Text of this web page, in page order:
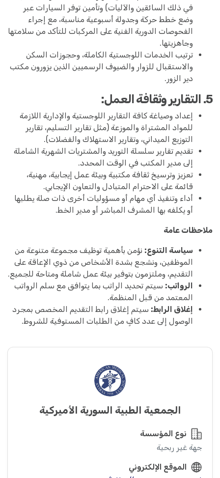
في ذلك السائقين والآليات) وتأمين توفر السيارات عبر
وضع خطط حركة وجدولة أسبوعية مناسبة، مع إجراء
الفحوصات الدورية الفنية على المركبات للتأكد من سلامتها
وجاهزيتها.
ترتيب الخدمات اللوجستية الكاملة، وحجوزات السكن
والاستقبال للزوار والضيوف الرسميين الذين يزورون مكتب
دير الزور.
5. التقارير وثقافة العمل:
إعداد وصياغة كافة التقارير اللوجستية والإدارية اللازمة
للمواد المشتراة والموزعة (مثل تقارير التسليم، تقارير
التوزيع الميداني، وتقارير الاستهلاك والفضلات).
تقديم تقارير سلسلة التوريد والمشتريات الشهرية الشاملة
إلى مدير المكتب في الوقت المحدد.
تعزيز وترسيخ ثقافة مكتبية وبيئة عمل إيجابية، مهنية،
قائمة على الاحترام المتبادل والتعاون الإيجابي.
أداء وتنفيذ أي مهام أو مسؤوليات أخرى ذات صلة يطلبها
أو يكلفه بها المشرف المباشر أو مدير الخط.
ملاحظات عامة
سياسة التنوع: نؤمن بأهمية توظيف مجموعة متنوعة من
الموظفين، ونشجع بشدة الأشخاص من ذوي الإعاقة على
التقديم، وملتزمون بتوفير بيئة عمل شاملة ومتاحة للجميع.
الرواتب: سيتم تحديد الراتب بما يتوافق مع سلم الرواتب
المعتمد من قبل المنظمة.
إغلاق الرابط: سيتم إغلاق رابط التقديم المخصص بمجرد
الوصول إلى عدد كافٍ من الطلبات المستوفية للشروط.
الجمعية الطبية السورية الأميركية
نوع المؤسسة
جهة غير ربحية
الموقع الإلكتروني